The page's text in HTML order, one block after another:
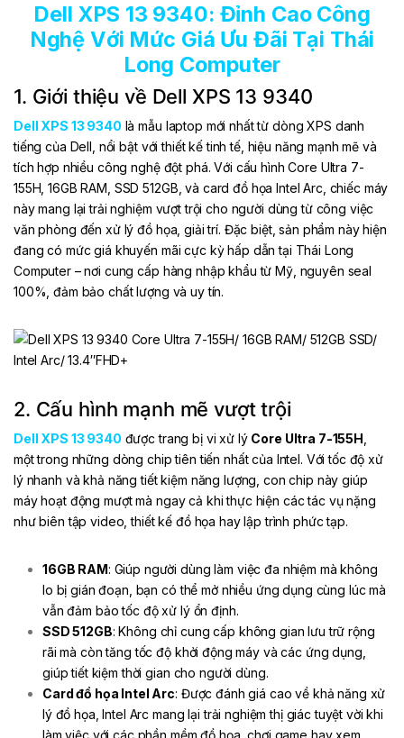
Dell XPS 13 9340: Đỉnh Cao Công
Nghệ Với Mức Giá Ưu Đãi Tại Thái
Long Computer
1. Giới thiệu về Dell XPS 13 9340
Dell XPS 13 9340 là mẫu laptop mới nhất từ dòng XPS danh
tiếng của Dell, nổi bật với thiết kế tinh tế, hiệu năng mạnh mẽ và
tích hợp nhiều công nghệ đột phá. Với cấu hình Core Ultra 7-
155H, 16GB RAM, SSD 512GB, và card đồ họa Intel Arc, chiếc máy
này mang lại trải nghiệm vượt trội cho người dùng từ công việc
văn phòng đến xử lý đồ họa, giải trí. Đặc biệt, sản phẩm này hiện
đang có mức giá khuyến mãi cực kỳ hấp dẫn tại Thái Long
Computer – nơi cung cấp hàng nhập khẩu từ Mỹ, nguyên seal
100%, đảm bảo chất lượng và uy tín.
2. Cấu hình mạnh mẽ vượt trội
Dell XPS 13 9340 được trang bị vi xử lý Core Ultra 7-155H
một trong những dòng chip tiên tiến nhất của Intel. Với tốc độ xử
lý nhanh và khả năng tiết kiệm năng lượng, con chip này giúp
máy hoạt động mượt mà ngay cả khi thực hiện các tác vụ nặng
như biên tập video, thiết kế đồ họa hay lập trình phức tạp.
16GB RAM: Giúp người dùng làm việc đa nhiệm mà không
lo bị gián đoạn, bạn có thể mở nhiều ứng dụng cùng lúc mà
vẫn đảm bảo tốc độ xử lý ổn định.
SSD 512GB: Không chỉ cung cấp không gian lưu trữ rộng
rãi mà còn tăng tốc độ khởi động máy và các ứng dụng,
giúp tiết kiệm thời gian cho người dùng.
Card đồ họa Intel Arc: Được đánh giá cao về khả năng xử
lý đồ họa, Intel Arc mang lại trải nghiệm thị giác tuyệt vời khi